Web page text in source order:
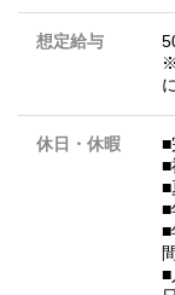
想定給与
休日・休暇
■
■
■
■
■
■